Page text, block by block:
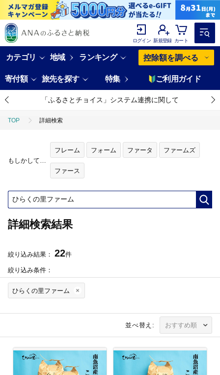
ログイン 新規登録 カート
カテゴリ 地域 ランキング 控除額を調べる
寄付額 旅先を探す 特集 ご利用ガイド
「ふるさとチョイス」システム連携に関して
TOP 詳細検索
もしかして…
フレーム フォーム ファータ ファームズ
ファース
詳細検索結果
絞り込み結果： 22件
絞り込み条件：
ひらくの里ファーム
並べ替え: